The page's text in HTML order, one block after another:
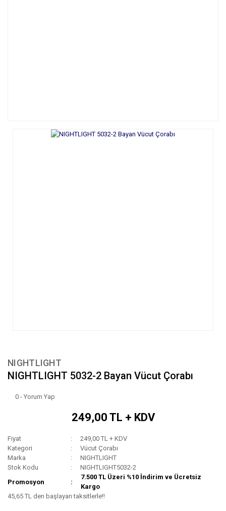
NIGHTLIGHT
NIGHTLIGHT 5032-2 Bayan Vücut Çorabı
0 - Yorum Yap
249,00 TL + KDV
Fiyat
249,00 TL + KDV
Kategori
Vücut Çorabı
Marka
NIGHTLIGHT
Stok Kodu
NIGHTLIGHT5032-2
Promosyon
7.500 TL Üzeri %10 İndirim ve Ücretsiz
Kargo
45,65 TL den başlayan taksitlerle!!